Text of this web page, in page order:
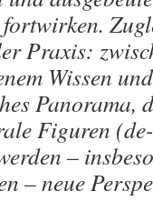
Praxis:
Wissen
Panorama,
Figuren
–
– neue